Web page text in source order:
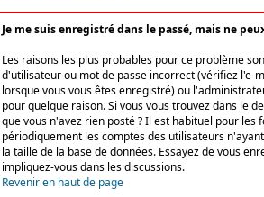
Je me suis enregistré dans le passé, mais ne
Les raisons les plus probables pour ce problème
d'utilisateur ou mot de passe incorrect (vérifiez l'e-
lorsque vous vous êtes enregistré) ou
pour quelque raison. Si vous vous trouvez dans le
que vous n'avez rien posté ? Il est habituel pour les
périodiquement les comptes des utilisateurs
la taille de la base de données. Essayez de vous
impliquez-vous dans les discussions.
Revenir en haut de page